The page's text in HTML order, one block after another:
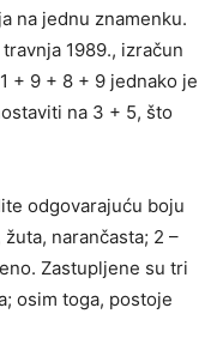
na jednu znamenku.
1989., izračun
+ 9 + 8 + 9 jednako je
na 3 + 5, što
odgovarajuću boju
narančasta; 2 –
Zastupljene su tri
osim toga, postoje